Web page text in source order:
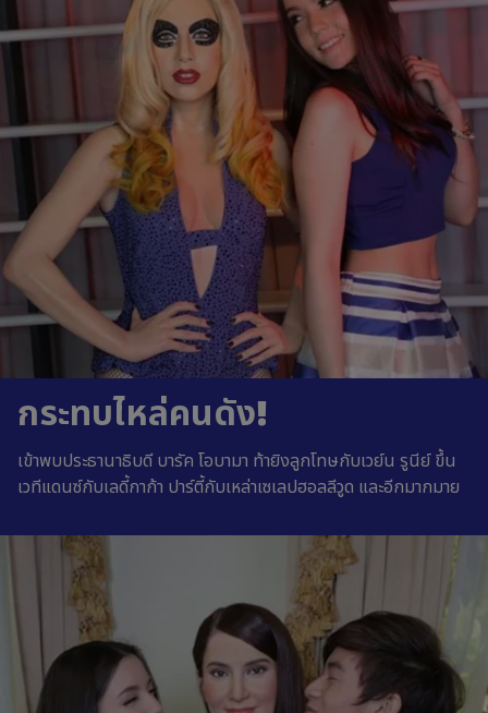
กระทบไหล่คนดัง!
เข้าพบประธานาธิบดี บารัค โอบามา ท้ายิงลูกโทษกับเวย์น รูนีย์ ขึ้น
เวทีแดนซ์กับเลดี้กาก้า ปาร์ตี้กับเหล่าเซเลปฮอลลีวูด และอีกมากมาย